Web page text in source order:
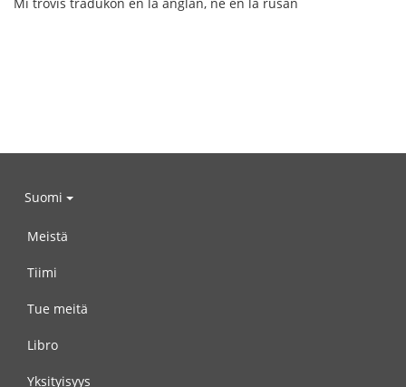
Suomi
Meistä
Tiimi
Tue meitä
Libro
Yksityisyys